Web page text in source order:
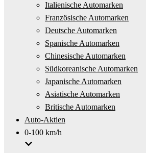
Italienische Automarken
Französische Automarken
Deutsche Automarken
Spanische Automarken
Chinesische Automarken
Südkoreanische Automarken
Japanische Automarken
Asiatische Automarken
Britische Automarken
Auto-Aktien
0-100 km/h